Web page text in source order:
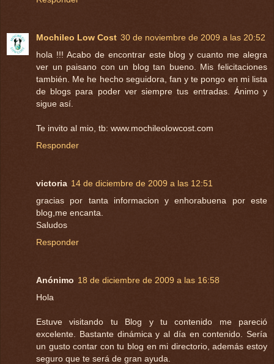
Mochileo Low Cost 30 de noviembre de 2009 a las 20:52
hola !!! Acabo de encontrar este blog y cuanto me alegra
ver un paisano con un blog tan bueno. Mis felicitaciones
también. Me he hecho seguidora, fan y te pongo en mi lista
de blogs para poder ver siempre tus entradas. Ánimo y
sigue así.
Te invito al mio, tb: www.mochileolowcost.com
Responder
victoria 14 de diciembre de 2009 a las 12:51
gracias por tanta informacion y enhorabuena por este
blog,me encanta.
Saludos
Responder
Anónimo 18 de diciembre de 2009 a las 16:58
Hola
Estuve visitando tu Blog y tu contenido me pareció
excelente. Bastante dinámica y al día en contenido. Sería
un gusto contar con tu blog en mi directorio, además estoy
seguro que te será de gran ayuda.